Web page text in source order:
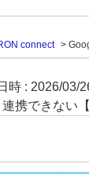
connect >
時 : 2026/03/
携できない